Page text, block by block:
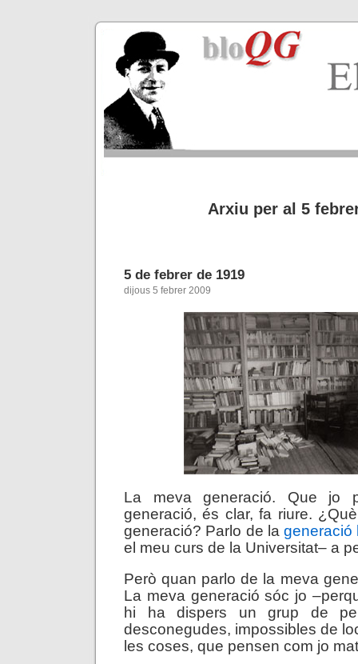
Arxiu per al 5
5 de febrer de 1919
dijous 5 febrer 2009
La meva generació. Que jo
generació, és clar, fa riure.
generació? Parlo de la generació
el meu curs de la Universitat– a
Però quan parlo de la meva
La meva generació sóc jo
hi ha dispers un grup de
desconegudes, impossibles de
les coses, que pensen com jo